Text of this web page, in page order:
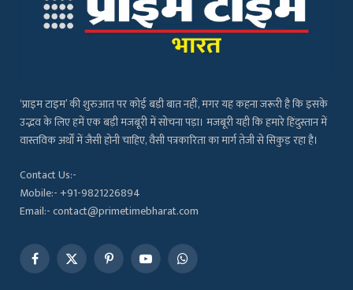
‘प्राइम टाइम’ की शुरुआत पर कोई बड़ी बात नहीं, मगर यह कहना जरूरी है कि इसके
उद्भव के लिए हमें एक बड़ी मजबूरी में सोचना पड़ा। मजबूरी यही कि हमारे हिंदुस्तान में
वास्तविक अर्थों में जैसी होनी चाहिए, वैसी पत्रकारिता का मार्ग तेजी से सिकुड़ रहा है।
Contact Us:-
Mobile:- +91-9821226894
Email:- contact@primetimebharat.com
Facebook
X
PinterestYouTubeWhatsApp